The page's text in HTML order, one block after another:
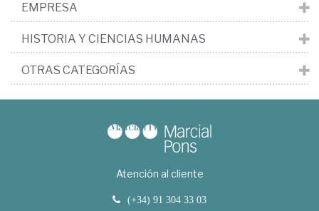
EMPRESA
HISTORIA Y CIENCIAS HUMANAS
OTRAS CATEGORÍAS
Atención al cliente
(+34) 91 304 33 03